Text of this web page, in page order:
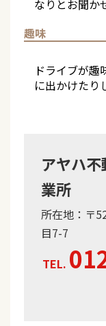
なりとお聞か
趣味
ドライブが趣
に出かけたり
アヤハ
業所
所在地：〒
目7-7
TEL.